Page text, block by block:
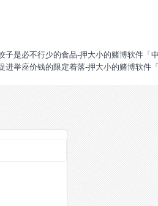
子是必不行少的食品-押大小的赌博软件「
进举座价钱的限定着落-押大小的赌博软件